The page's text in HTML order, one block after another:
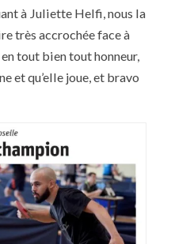
à Juliette Helfi, nous la
très accrochée face à
tout bien tout honneur,
et qu’elle joue, et bravo